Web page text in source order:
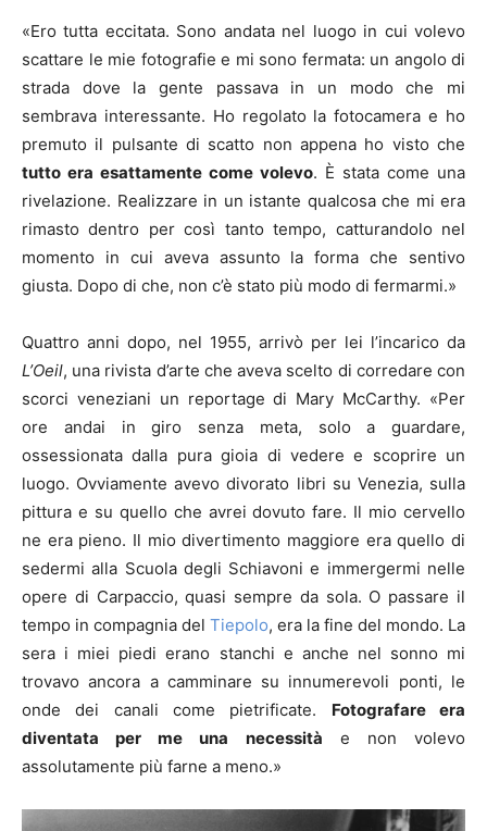
«Ero tutta eccitata. Sono andata nel luogo in cui volevo
scattare le mie fotografie e mi sono fermata: un angolo di
strada dove la gente passava in un modo che mi
sembrava interessante. Ho regolato la fotocamera e ho
premuto il pulsante di scatto non appena ho visto che
tutto era esattamente come volevo. È stata come una
rivelazione. Realizzare in un istante qualcosa che mi era
rimasto dentro per così tanto tempo, catturandolo nel
momento in cui aveva assunto la forma che sentivo
giusta. Dopo di che, non c’è stato più modo di fermarmi.»
Quattro anni dopo, nel 1955, arrivò per lei l’incarico da
L’Oeil, una rivista d’arte che aveva scelto di corredare con
scorci veneziani un reportage di Mary McCarthy. «Per
ore andai in giro senza meta, solo a guardare,
ossessionata dalla pura gioia di vedere e scoprire un
luogo. Ovviamente avevo divorato libri su Venezia, sulla
pittura e su quello che avrei dovuto fare. Il mio cervello
ne era pieno. Il mio divertimento maggiore era quello di
sedermi alla Scuola degli Schiavoni e immergermi nelle
opere di Carpaccio, quasi sempre da sola. O passare il
tempo in compagnia del Tiepolo, era la fine del mondo. La
sera i miei piedi erano stanchi e anche nel sonno mi
trovavo ancora a camminare su innumerevoli ponti, le
onde dei canali come pietrificate. Fotografare era
diventata per me una necessità e non volevo
assolutamente più farne a meno.»